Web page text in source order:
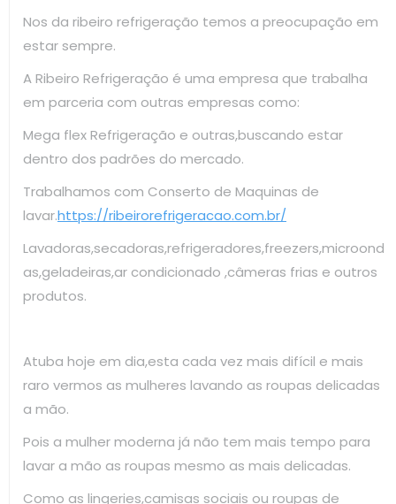
Nos da ribeiro refrigeração temos a preocupação em
estar sempre.
A Ribeiro Refrigeração é uma empresa que trabalha
em parceria com outras empresas como:
Mega flex Refrigeração e outras,buscando estar
dentro dos padrões do mercado.
Trabalhamos com Conserto de Maquinas de
lavar.https://ribeirorefrigeracao.com.br/
Lavadoras,secadoras,refrigeradores,freezers,microond
as,geladeiras,ar condicionado ,câmeras frias e outros
produtos.
Atuba hoje em dia,esta cada vez mais difícil e mais
raro vermos as mulheres lavando as roupas delicadas
a mão.
Pois a mulher moderna já não tem mais tempo para
lavar a mão as roupas mesmo as mais delicadas.
Como as lingeries,camisas sociais ou roupas de